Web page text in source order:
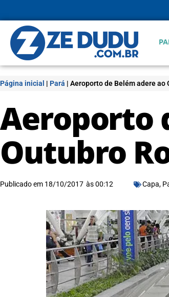
Página inicial | Pará | Aeroporto de Belém adere ao
Aeroporto
Outubro
Publicado em 18/10/2017 às00:12 Capa,